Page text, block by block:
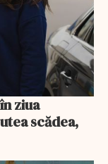
ziua
scădea,